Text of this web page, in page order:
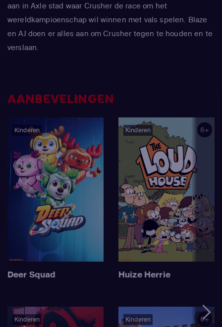
aan in Axle stad waar Crusher de race om het
wereldkampioenschap wil winnen met vals spelen. Blaze
en AJ doen er alles aan om Crusher tegen te houden en te
verslaan.
AANBEVELINGEN
Kinderen
Deer Squad
Kinderen 6+
Huize Herrie
Kinderen Kinderen 6+